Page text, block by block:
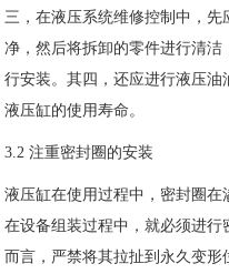
三，在液压系统维修控制中，
净，然后将拆卸的零件进行清
行安装。其四，还应进行液压
液压缸的使用寿命。
3.2 注重密封圈的安装
液压缸在使用过程中，密封圈在
在设备组装过程中，就必须进行
而言，严禁将其拉扯到永久变形